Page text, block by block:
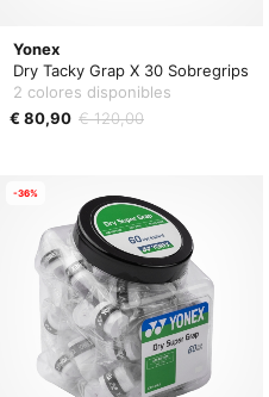
Yonex
Dry Tacky Grap X 30 Sobregrips
2 colores disponibles
€ 80,90 € 120,00
-36%